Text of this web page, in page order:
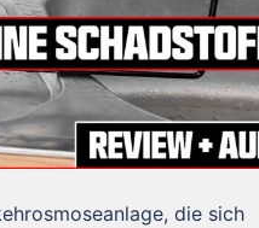
die sich